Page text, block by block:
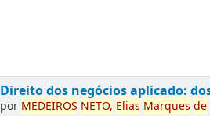
Direito dos negócios aplicado:
por MEDEIROS NETO, Elias Marques de